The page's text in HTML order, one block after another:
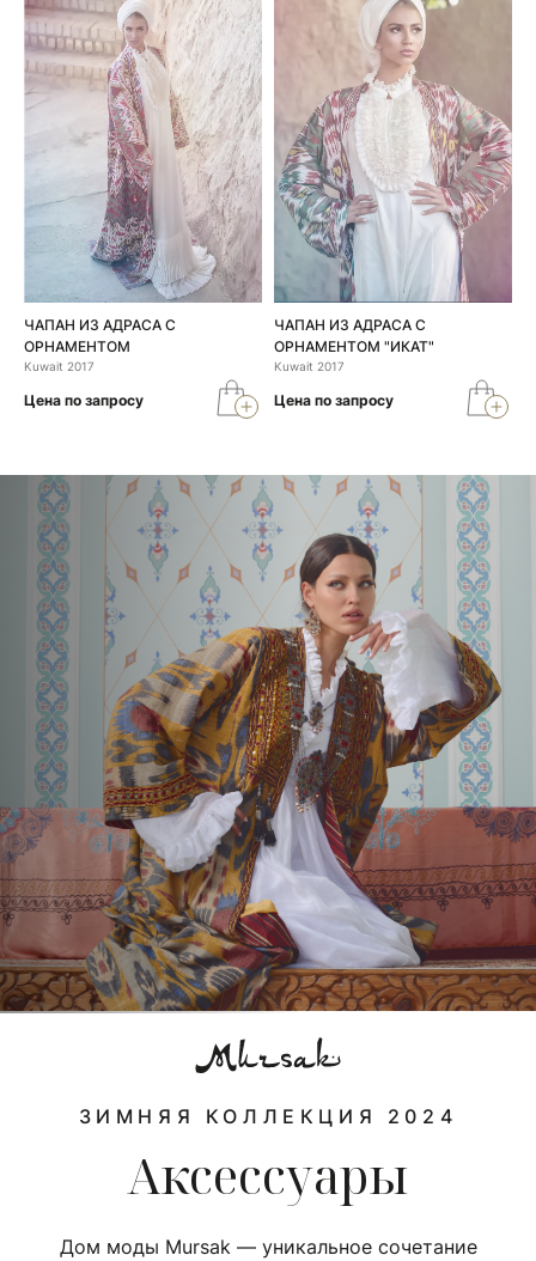
ЧАПАН ИЗ АДРАСА С
ОРНАМЕНТОМ
Kuwait 2017
Цена по запросу
ЧАПАН ИЗ АДРАСА С
ОРНАМЕНТОМ "ИКАТ"
Kuwait 2017
Цена по запросу
ЗИМНЯЯ КОЛЛЕКЦИЯ 2024
Аксессуары
Дом моды Mursak — уникальное сочетание